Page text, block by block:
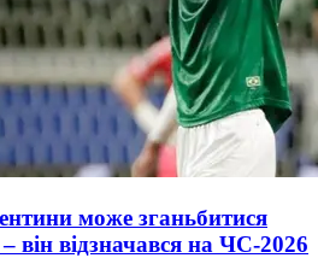
може зганьбитися
він відзначався на ЧС-2026